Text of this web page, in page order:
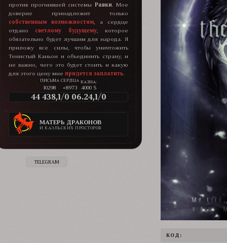
против прогнившей системы Равки. Мое
доверие принадлежит только
собственным возможностям , а сердце
отдано светлому будущему, которое
обязательно будет лучшим для народа. Я
приложу все силы, чтобы уничтожить
Тенистый Каньон и объединить страну, и
не важно, чего это будет стоить и какую
для этого цену мне придется заплатить
10298 +8973
КАЗНА:
4000 $
44 438,1/0 06.24,1/0
МАТЕРЬ ДРАКОНОВ
И КАЭЛЬСКИХ ПРОСТОРОВ
TELEGRAM
КОД: